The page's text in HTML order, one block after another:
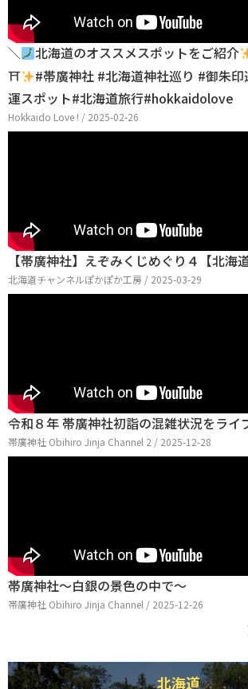
＼ 北海道のオススメスポットをご紹介
⛩
#帯廣神社 #北海道神社巡り #御朱
運スポット#北海道旅行#hokkaidolove
Hokkaido Love ! / 2025-02-26
【帯廣神社】えぞみくじめぐり４【北海
北海道チャンネルぽかぽか工房 / 2025-03-29
令和８年 帯廣神社初詣の混雑状況をライ
帯廣神社 Obihiro Jinja Channel 2 / 2025-12-28
帯廣神社〜白銀の景色の中で〜
帯廣神社 Obihiro Jinja Channel / 2025-12-26
北海道